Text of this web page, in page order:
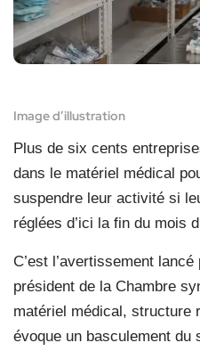
Image d’illustration
Plus de six cents
dans le matériel médical
suspendre leur activité si
réglées d’ici la fin du mois
C’est l’avertissement
président de la Chambre
matériel médical, structure
évoque un basculement